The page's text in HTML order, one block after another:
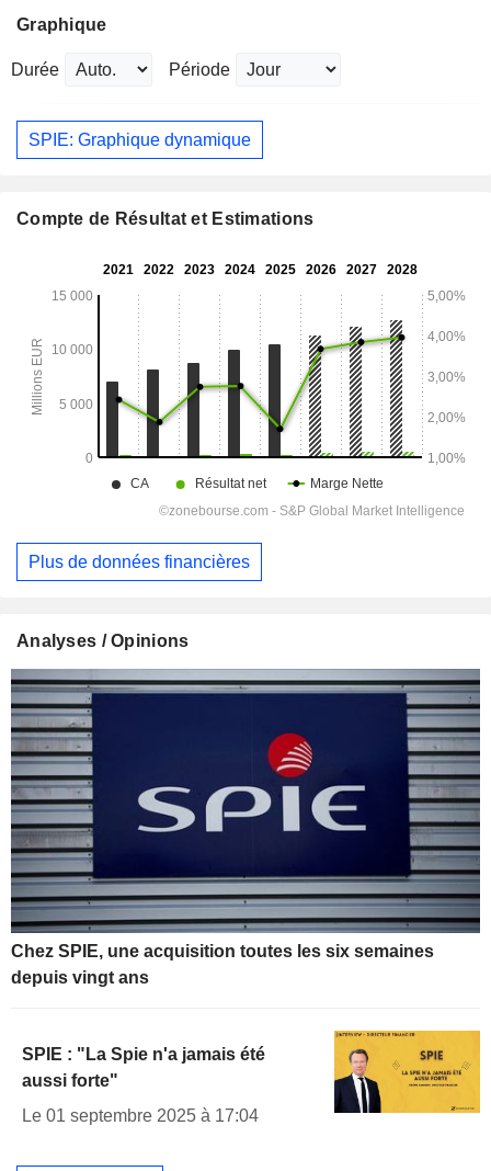
Graphique
Durée Période
SPIE: Graphique dynamique
Compte de Résultat et Estimations
Plus de données financières
Analyses / Opinions
Chez SPIE, une acquisition toutes les six semaines
depuis vingt ans
SPIE : "La Spie n'a jamais été
aussi forte"
Le 01 septembre 2025 à 17:04